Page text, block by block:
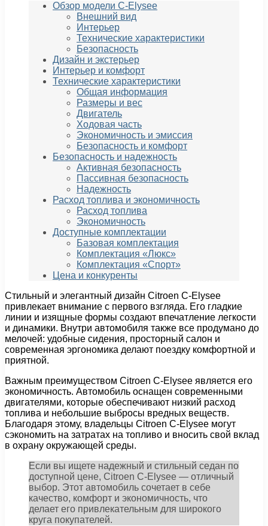
Обзор модели C-Elysee
Внешний вид
Интерьер
Технические характеристики
Безопасность
Дизайн и экстерьер
Интерьер и комфорт
Технические характеристики
Общая информация
Размеры и вес
Двигатель
Ходовая часть
Экономичность и эмиссия
Безопасность и комфорт
Безопасность и надежность
Активная безопасность
Пассивная безопасность
Надежность
Расход топлива и экономичность
Расход топлива
Экономичность
Доступные комплектации
Базовая комплектация
Комплектация «Люкс»
Комплектация «Спорт»
Цена и конкуренты
Стильный и элегантный дизайн Citroen C-Elysee
привлекает внимание с первого взгляда. Его гладкие
линии и изящные формы создают впечатление легкости
и динамики. Внутри автомобиля также все продумано до
мелочей: удобные сидения, просторный салон и
современная эргономика делают поездку комфортной и
приятной.
Важным преимуществом Citroen C-Elysee является его
экономичность. Автомобиль оснащен современными
двигателями, которые обеспечивают низкий расход
топлива и небольшие выбросы вредных веществ.
Благодаря этому, владельцы Citroen C-Elysee могут
сэкономить на затратах на топливо и вносить свой вклад
в охрану окружающей среды.
Если вы ищете надежный и стильный седан по
доступной цене, Citroen C-Elysee — отличный
выбор. Этот автомобиль сочетает в себе
качество, комфорт и экономичность, что
делает его привлекательным для широкого
круга покупателей.